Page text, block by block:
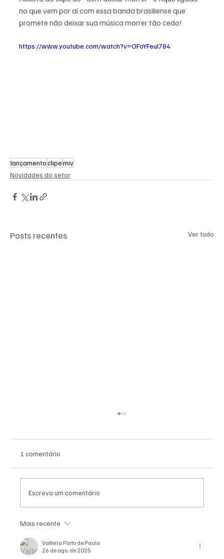
no que vem por aí com essa banda brasiliense que
promete não deixar sua música morrer tão cedo!
https://www.youtube.com/watch?v=OFoYFeuI784
lançamentoclipemiv
Novidades do setor
Posts recentes Ver tudo
Revista Dissonância
1 comentário
Escreva um comentário
Mais recente
Valteria Porto de Paula
26 de ago. de 2025